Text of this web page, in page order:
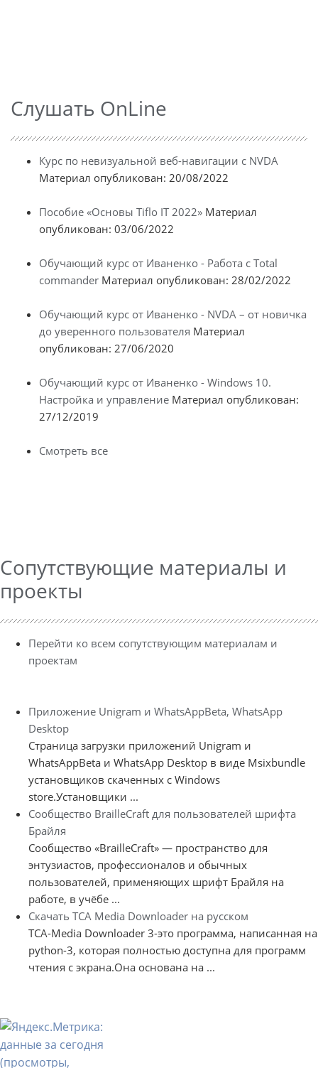
Слушать OnLine
Курс по невизуальной веб-навигации с NVDA
Материал опубликован: 20/08/2022
Пособие «Основы Tiflo IT 2022» Материал
опубликован: 03/06/2022
Обучающий курс от Иваненко - Работа с Total
commander Материал опубликован: 28/02/2022
Обучающий курс от Иваненко - NVDA – от новичка
до уверенного пользователя Материал
опубликован: 27/06/2020
Обучающий курс от Иваненко - Windows 10.
Настройка и управление Материал опубликован:
27/12/2019
Смотреть все
Сопутствующие материалы и
проекты
Перейти ко всем сопутствующим материалам и
проектам
Приложение Unigram и WhatsAppBeta, WhatsApp
Desktop
Страница загрузки приложений Unigram и
WhatsAppBeta и WhatsApp Desktop в виде Msixbundle
установщиков скаченных с Windows
store.Установщики ...
Сообщество BrailleCraft для пользователей шрифта
Брайля
Сообщество «BrailleCraft» — пространство для
энтузиастов, профессионалов и обычных
пользователей, применяющих шрифт Брайля на
работе, в учёбе ...
Скачать TCA Media Downloader на русском
TCA-Media Downloader 3-это программа, написанная на
python-3, которая полностью доступна для программ
чтения с экрана.Она основана на ...